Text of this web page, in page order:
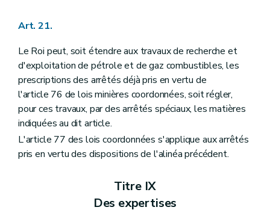
Art. 21.
Le Roi peut, soit étendre aux travaux de recherche et
d'exploitation de pétrole et de gaz combustibles, les
prescriptions des arrêtés déjà pris en vertu de
l'article 76 de lois minières coordonnées, soit régler,
pour ces travaux, par des arrêtés spéciaux, les matières
indiquées au dit article.
L'article 77 des lois coordonnées s'applique aux arrêtés
pris en vertu des dispositions de l'alinéa précédent.
Titre IX
Des expertises